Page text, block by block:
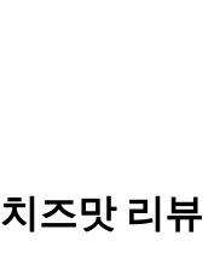
즈맛 리뷰